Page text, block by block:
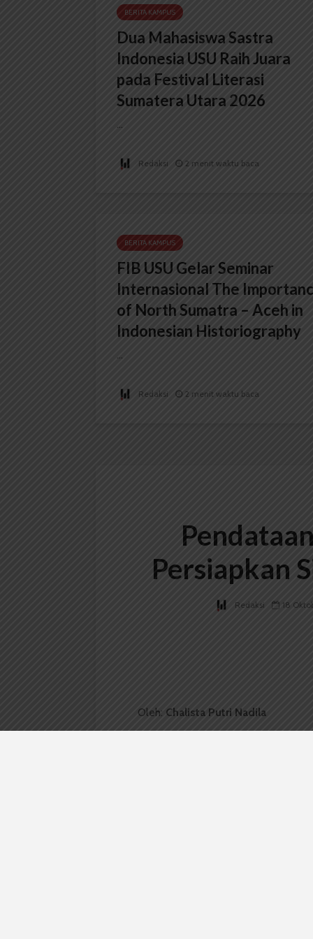
BERITA KAMPUS
Dua Mahasiswa Sastra
Indonesia USU Raih Juara
pada Festival Literasi
Sumatera Utara 2026
...
Redaksi 2 menit waktu baca
BERITA KAMPUS
FIB USU Gelar Seminar
Internasional The
of North Sumatra – Aceh in
Indonesian Historiography
...
Redaksi 2 menit waktu baca
Persiapkan
Redaksi 18
Oleh: Chalista Putri Nadila